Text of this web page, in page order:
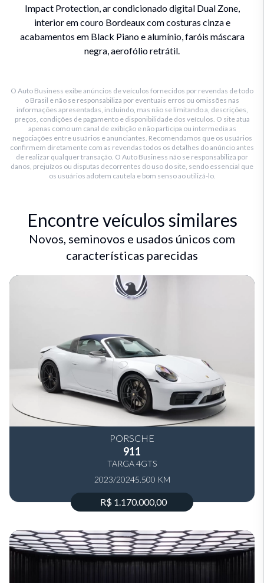
Impact Protection, ar condicionado digital Dual Zone,
interior em couro Bordeaux com costuras cinza e
acabamentos em Black Piano e alumínio, faróis máscara
negra, aerofólio retrátil.
O Auto Business exibe anúncios de veículos fornecidos por revendas de todo
o Brasil e não se responsabiliza por eventuais erros ou omissões nas
informações apresentadas, incluindo, mas não se limitando a, descrições,
preços, condições de pagamento e disponibilidade dos veículos. O site atua
apenas como um canal de exibição e não participa ou intermedia as
negociações entre usuários e anunciantes. Recomendamos que os usuários
confirmem diretamente com as revendas todos os detalhes do anúncio antes
de realizar qualquer transação. O Auto Business não se responsabiliza por
danos, prejuízos ou disputas decorrentes do uso do site, sendo essencial que
os usuários adotem cautela e bom senso ao utilizá-lo.
Encontre veículos similares
Novos, seminovos e usados únicos com
características parecidas
PORSCHE
911
TARGA 4GTS
2023/20245.500 KM
R$ 1.170.000,00